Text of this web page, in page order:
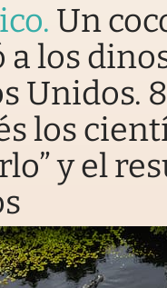
. Un
a los
Unidos.
los
y el